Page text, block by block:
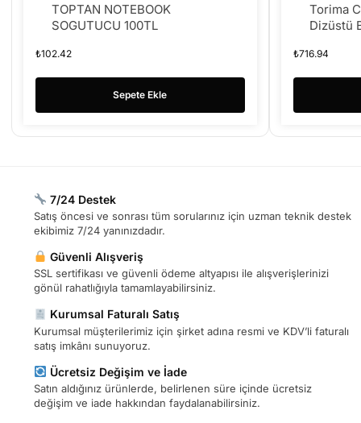
TOPTAN NOTEBOOK
SOGUTUCU 100TL
₺102.42
Sepete Ekle
Torima
Dizüstü
₺716.94
7/24 Destek
Satış öncesi ve sonrası tüm sorularınız için uzman teknik destek
ekibimiz 7/24 yanınızdadır.
Güvenli Alışveriş
SSL sertifikası ve güvenli ödeme altyapısı ile alışverişlerinizi
gönül rahatlığıyla tamamlayabilirsiniz.
Kurumsal Faturalı Satış
Kurumsal müşterilerimiz için şirket adına resmi ve KDV’li faturalı
satış imkânı sunuyoruz.
Ücretsiz Değişim ve İade
Satın aldığınız ürünlerde, belirlenen süre içinde ücretsiz
değişim ve iade hakkından faydalanabilirsiniz.